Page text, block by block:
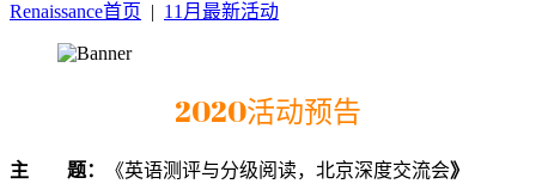
Renaissance首页 | 11月最新活动
2020活动预告
主 题： 《英语测评与分级阅读，北京深度交流会》